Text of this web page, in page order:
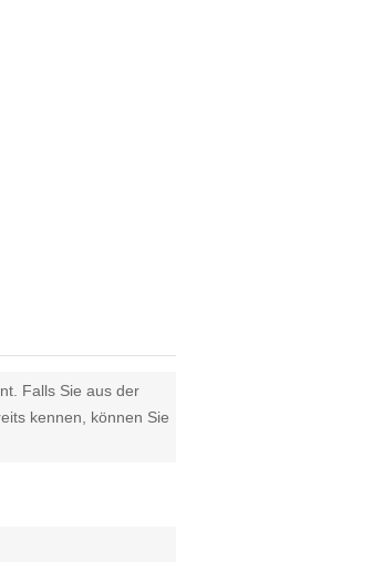
Falls Sie aus der
kennen, können Sie